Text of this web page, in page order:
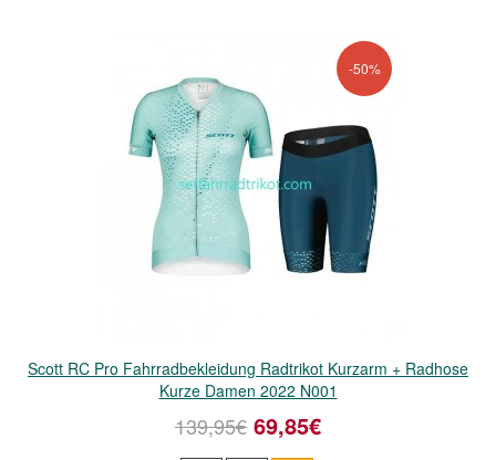
-50%
Scott RC Pro Fahrradbekleidung Radtrikot Kurzarm + Radhose
Kurze Damen 2022 N001
139,95€ 69,85€